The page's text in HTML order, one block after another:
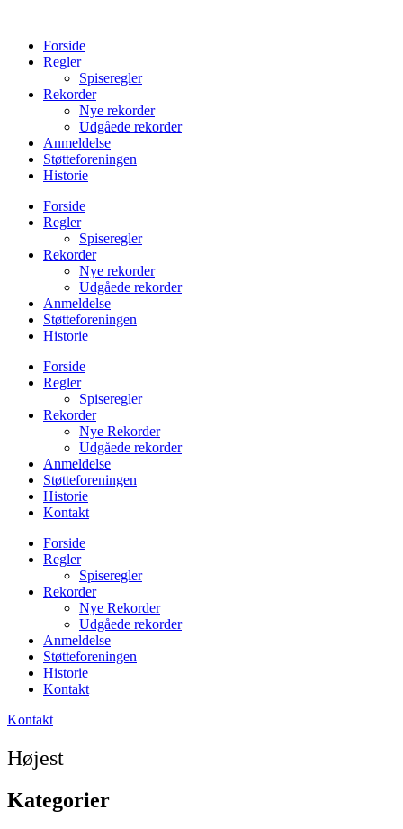
indholdForside
Regler
Spiseregler
Rekorder
Nye rekorder
Udgåede rekorder
Anmeldelse
Støtteforeningen
Historie
Forside
Regler
Spiseregler
Rekorder
Nye rekorder
Udgåede rekorder
Anmeldelse
Støtteforeningen
Historie
Forside
Regler
Spiseregler
Rekorder
Nye Rekorder
Udgåede rekorder
Anmeldelse
Støtteforeningen
Historie
Kontakt
Forside
Regler
Spiseregler
Rekorder
Nye Rekorder
Udgåede rekorder
Anmeldelse
Støtteforeningen
Historie
Kontakt
Kontakt
Højest
Kategorier